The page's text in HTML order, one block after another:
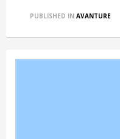
PUBLISHED IN AVANTURE